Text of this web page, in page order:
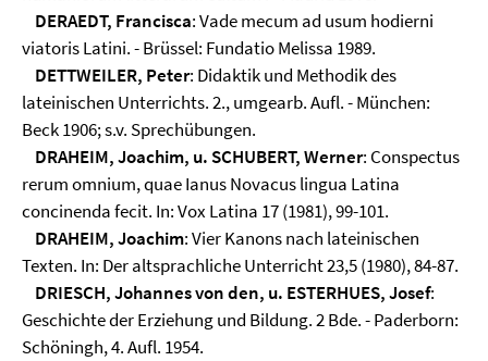
DERAEDT, Francisca: Vade mecum ad usum hodierni
viatoris Latini. - Brüssel: Fundatio Melissa 1989.
DETTWEILER, Peter: Didaktik und Methodik des
lateinischen Unterrichts. 2., umgearb. Aufl. - München:
Beck 1906; s.v. Sprechübungen.
DRAHEIM, Joachim, u. SCHUBERT, Werner: Conspectus
rerum omnium, quae Ianus Novacus lingua Latina
concinenda fecit. In: Vox Latina 17 (1981), 99-101.
DRAHEIM, Joachim: Vier Kanons nach lateinischen
Texten. In: Der altsprachliche Unterricht 23,5 (1980), 84-87.
DRIESCH, Johannes von den, u. ESTERHUES, Josef:
Geschichte der Erziehung und Bildung. 2 Bde. - Paderborn:
Schöningh, 4. Aufl. 1954.